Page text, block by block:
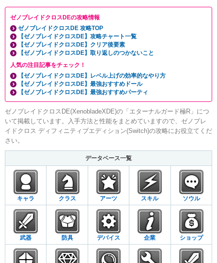
ゼノブレイドクロスDEの攻略情報
ゼノブレイドクロスDE 攻略TOP
【ゼノブレイドクロスDE】攻略チャート一覧
【ゼノブレイドクロスDE】クリア後要素
【ゼノブレイドクロスDE】取り返しのつかないこと
人気の注目記事をチェック！
【ゼノブレイドクロスDE】レベル上げの効率的なやり方
【ゼノブレイドクロスDE】最強おすすめドール
【ゼノブレイドクロスDE】最強おすすめパーティ
ゼノブレイドクロスDE(XenobladeXDE)の「エターナルガード極R」につ
いて掲載しています。入手方法と性能をまとめていますので、ゼノブレ
イドクロス ディフィニティブエディション(Switch)の攻略にお役立てくだ
さい。
データベース一覧
キャラ クラス アーツ スキル ソウル
武器 防具 デバイス 企業 ショップ